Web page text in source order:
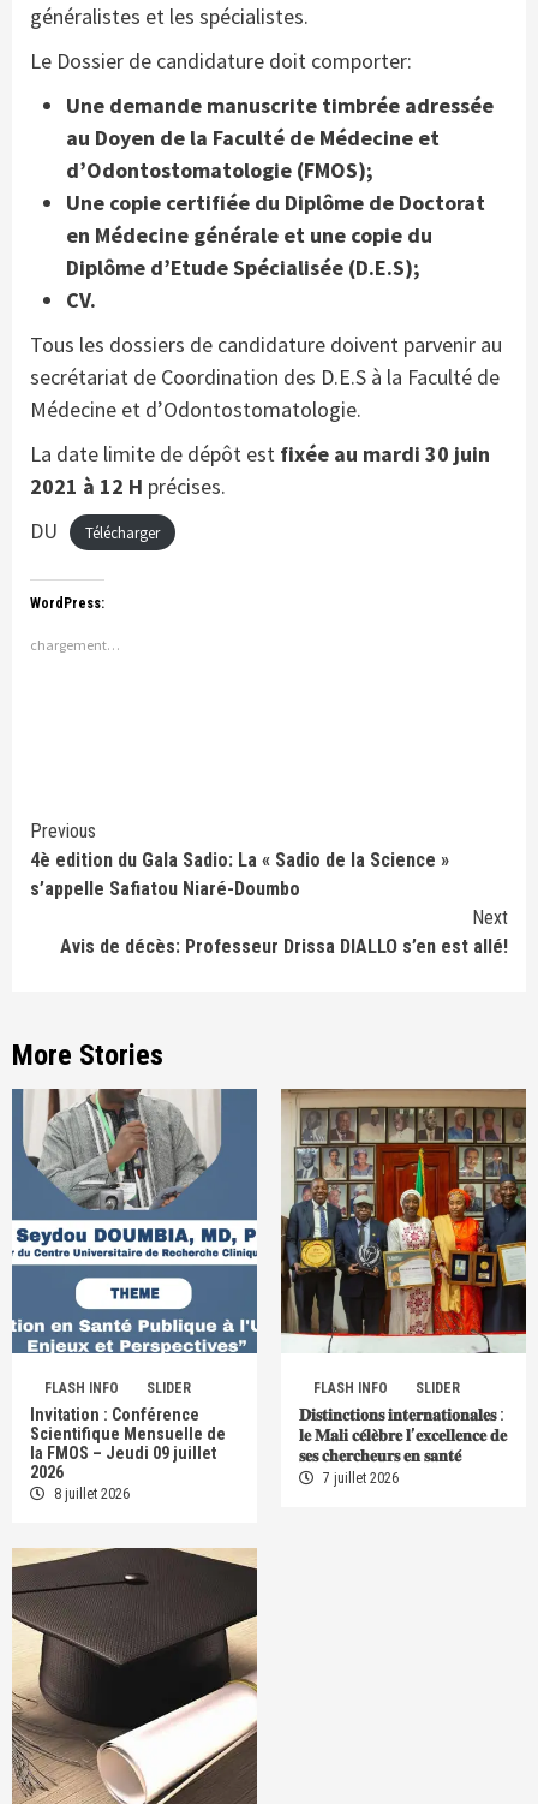
généralistes et les spécialistes.
Le Dossier de candidature doit comporter:
Une demande manuscrite timbrée adressée
au Doyen de la Faculté de Médecine et
d’Odontostomatologie (FMOS);
Une copie certifiée du Diplôme de Doctorat
en Médecine générale et une copie du
Diplôme d’Etude Spécialisée (D.E.S);
CV.
Tous les dossiers de candidature doivent parvenir au
secrétariat de Coordination des D.E.S à la Faculté de
Médecine et d’Odontostomatologie.
La date limite de dépôt est fixée au mardi 30 juin
2021 à 12 H précises.
DU
Télécharger
WordPress:
chargement…
Continue
Reading
Previous
4è edition du Gala Sadio: La « Sadio de la Science »
s’appelle Safiatou Niaré-Doumbo
Next
Avis de décès: Professeur Drissa DIALLO s’en est allé!
More Stories
FLASH INFO SLIDER
Invitation : Conférence
Scientifique Mensuelle de
la FMOS – Jeudi 09 juillet
2026
8 juillet 2026
FLASH INFO SLIDER
𝐃𝐢𝐬𝐭𝐢𝐧𝐜𝐭𝐢𝐨𝐧𝐬 𝐢𝐧𝐭𝐞𝐫𝐧𝐚𝐭𝐢𝐨𝐧𝐚𝐥𝐞𝐬 :
𝐥𝐞 𝐌𝐚𝐥𝐢 𝐜𝐞́𝐥𝐞̀𝐛𝐫𝐞 𝐥’𝐞𝐱𝐜𝐞𝐥𝐥𝐞𝐧𝐜𝐞 𝐝𝐞
𝐬𝐞𝐬 𝐜𝐡𝐞𝐫𝐜𝐡𝐞𝐮𝐫𝐬 𝐞𝐧 𝐬𝐚𝐧𝐭𝐞́
7 juillet 2026